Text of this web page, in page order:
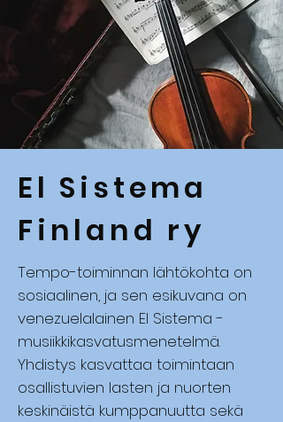
El Sistema
Finland ry
Tempo-toiminnan lähtökohta on
sosiaalinen, ja sen esikuvana on
venezuelalainen El Sistema -
musiikkikasvatusmenetelmä.
Yhdistys kasvattaa toimintaan
osallistuvien lasten ja nuorten
keskinäistä kumppanuutta sekä